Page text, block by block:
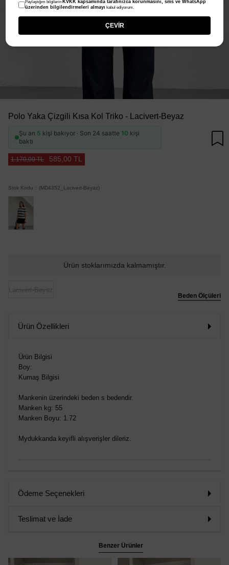
Polo Yaka Çizgili Kısa Kol Triko - Lacivert-Beyaz
Şu an 5 kişi bakıyor · Son 24 saatte 10 kişi
baktı
1.170,00 TL 585,00 TL
Stok Kodu (MD4352_Lacivert-Beyaz)
Ürün stoklarımızda kalmamıştır.
Beden Ölçüleri
Ürün Özellikleri
Ürün Bilgisi
Boy:
Kumaş Bilgisi
Mankenin üzerindeki beden s bedendir.
Manken kg: 55
Manken Boyu: 1.72
Mydukkanda keyifli alışverişler dileriz.
Ödeme Seçenekleri
Teslimat ve İade
Benzer Ürünler
Paylaştığım bilgilerin KVKK kapsamında tarafınızca korunmasını, sms ve WhatsApp
üzerinden bilgilendirmeleri almayı kabul ediyorum.
ÇEVİR